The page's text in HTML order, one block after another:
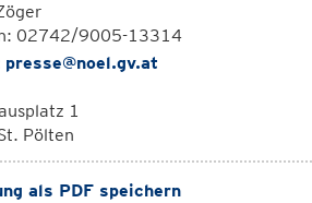
02742/9005-13314
presse@noel.gv.at
1
Pölten
als PDF speichern